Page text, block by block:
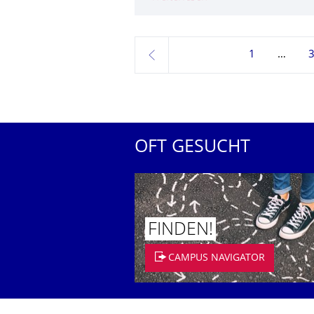
zurück
1 3
OFT GESUCHT
FINDEN!
CAMPUS NAVIGATOR